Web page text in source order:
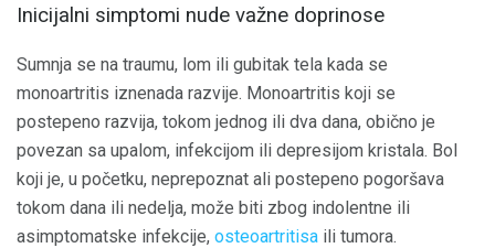
Inicijalni simptomi nude važne doprinose
Sumnja se na traumu, lom ili gubitak tela kada se
monoartritis iznenada razvije. Monoartritis koji se
postepeno razvija, tokom jednog ili dva dana, obično je
povezan sa upalom, infekcijom ili depresijom kristala. Bol
koji je, u početku, neprepoznat ali postepeno pogoršava
tokom dana ili nedelja, može biti zbog indolentne ili
asimptomatske infekcije, osteoartritisa ili tumora.